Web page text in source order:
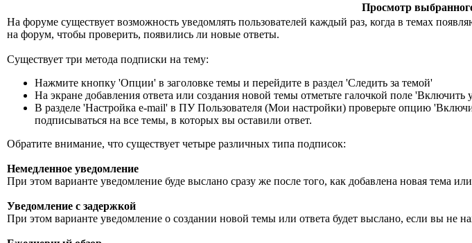
Просмотр
На форуме существует возможность уведомлять пользователей каждый раз, когда в темах
на форум, чтобы проверить, появились ли новые ответы.
Существует три метода подписки на тему:
Нажмите кнопку 'Опции' в заголовке темы и перейдите в раздел 'Следить за темой'
На экране добавления ответа или создания новой темы отметьте галочкой поле 'Включить
В разделе 'Настройка е-mail' в ПУ Пользователя (Мои настройки) проверьте опцию
подписываться на все темы, в которых вы оставили ответ.
Обратите внимание, что существует четыре различных типа подписок:
Немедленное уведомление
При этом варианте уведомление буде выслано сразу же после того, как добавлена новая тема
Уведомление с задержкой
При этом варианте уведомление о создании новой темы или ответа будет выслано, если вы не